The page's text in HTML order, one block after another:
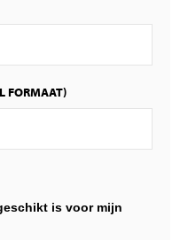
FORMAAT)
is voor mijn